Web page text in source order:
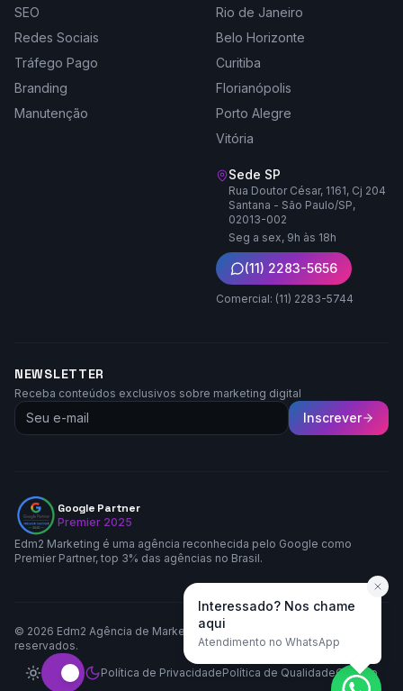
Interessado? Nos chame
aqui
Atendimento no WhatsApp
SEO
Redes Sociais
Tráfego Pago
Branding
Manutenção
Rio de Janeiro
Belo Horizonte
Curitiba
Florianópolis
Porto Alegre
Vitória
Sede SP
Rua Doutor César, 1161, Cj 204
Santana - São Paulo/SP,
02013-002
Seg a sex, 9h às 18h
(11) 2283-5656
Comercial: (11) 2283-5744
NEWSLETTER
Receba conteúdos exclusivos sobre marketing digital
Inscrever
Google Partner
Premier 2025
Edm2 Marketing é uma agência reconhecida pelo Google como
Premier Partner, top 3% das agências no Brasil.
© 2026 Edm2 Agência de Marketing LTDA. Todos os direitos
reservados.
Política de PrivacidadePolítica de QualidadeContato